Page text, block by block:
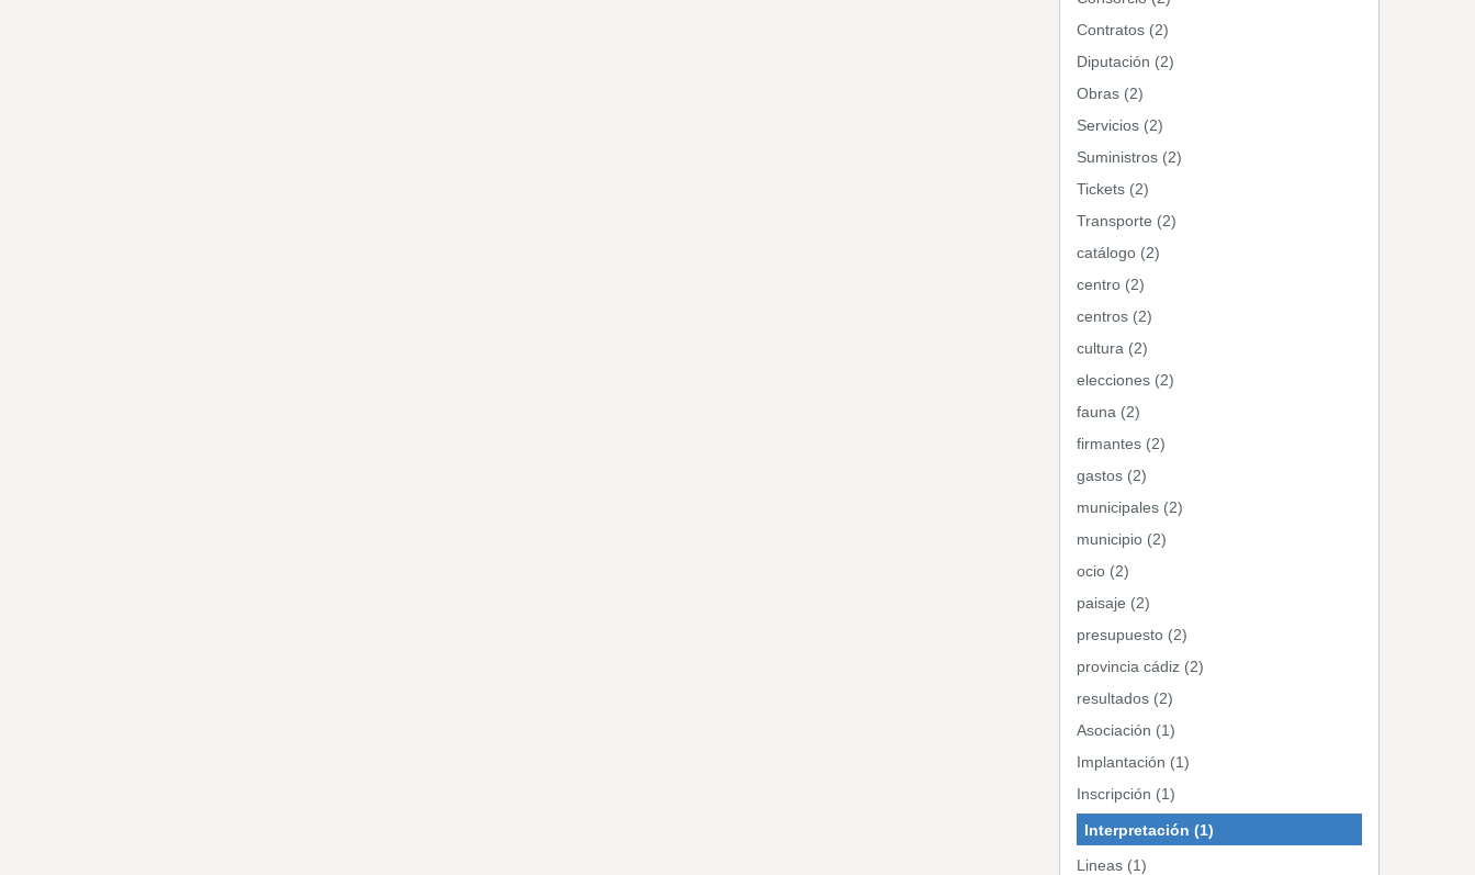
Contratos (2)
Diputación (2)
Obras (2)
Servicios (2)
Suministros (2)
Tickets (2)
Transporte (2)
catálogo (2)
centro (2)
centros (2)
cultura (2)
elecciones (2)
fauna (2)
firmantes (2)
gastos (2)
municipales (2)
municipio (2)
ocio (2)
paisaje (2)
presupuesto (2)
provincia cádiz (2)
resultados (2)
Asociación (1)
Implantación (1)
Inscripción (1)
Interpretación (1)
Lineas (1)